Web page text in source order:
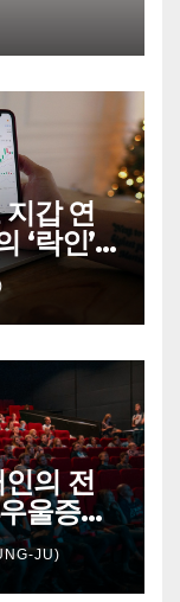
갑 연
‘락인’
의 전
울증까
JU)